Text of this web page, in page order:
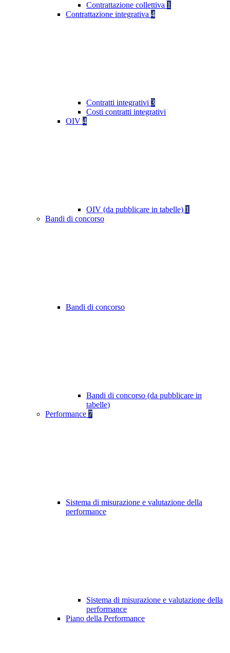
Contrattazione collettiva 1
Contrattazione integrativa 4
Contratti integrativi 3
Costi contratti integrativi
OIV 4
OIV (da pubblicare in tabelle) 1
Bandi di concorso
Bandi di concorso
Bandi di concorso (da pubblicare in
tabelle)
Performance 7
Sistema di misurazione e valutazione della
performance
Sistema di misurazione e valutazione della
performance
Piano della Performance